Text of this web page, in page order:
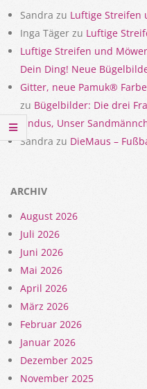
Sandra zu Luftige Streifen
Inga Täger zu Luftige
Luftige Streifen und
Dein Ding! Neue
Gitter, neue Pamuk®
zu Bügelbilder: Die drei
Findus, Unser
Sandra zu DieMaus –
ARCHIV
August 2026
Juli 2026
Juni 2026
Mai 2026
April 2026
März 2026
Februar 2026
Januar 2026
Dezember 2025
November 2025